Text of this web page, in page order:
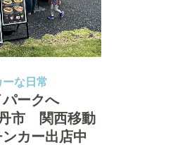
な日常
ークへ
市 関西移動
カー出店中